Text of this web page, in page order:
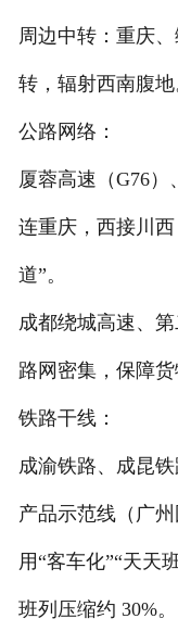
周边中转：重庆
转，辐射西南腹地
公路网络：
厦蓉高速（G76
连重庆，西接川
道”。
成都绕城高速、
路网密集，保障
铁路干线：
成渝铁路、成昆
产品示范线（广
用“客车化”“天天
班列压缩约 30%。